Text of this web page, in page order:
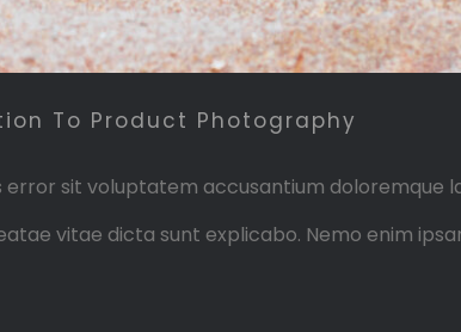
To Product Photography
error sit voluptatem accusantium doloremque
vitae dicta sunt explicabo. Nemo enim